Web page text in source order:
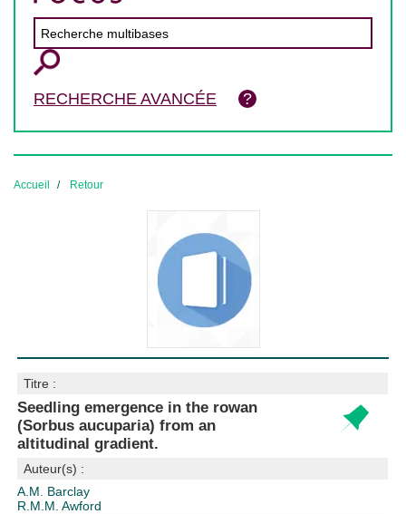
RECHERCHE AVANCÉE
Accueil Retour
Titre :
Seedling emergence in the rowan
(Sorbus aucuparia) from an
altitudinal gradient.
Auteur(s) :
A.M. Barclay
R.M.M. Awford